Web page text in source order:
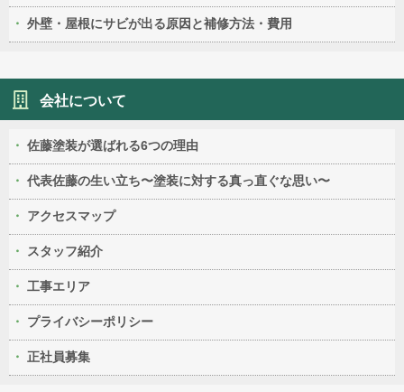
外壁・屋根にサビが出る原因と補修方法・費用
会社について
佐藤塗装が選ばれる6つの理由
代表佐藤の生い立ち〜塗装に対する真っ直ぐな思い〜
アクセスマップ
スタッフ紹介
工事エリア
プライバシーポリシー
正社員募集